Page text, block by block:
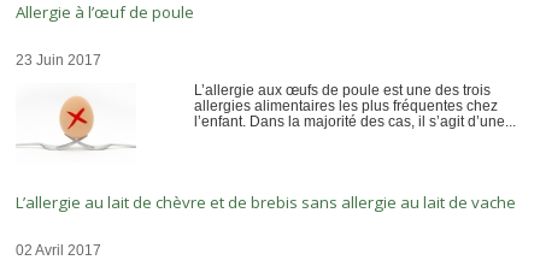
Allergie à l’œuf de poule
23 Juin 2017
L’allergie aux œufs de poule est une des trois
allergies alimentaires les plus fréquentes chez
l’enfant. Dans la majorité des cas, il s’agit d’une...
L’allergie au lait de chèvre et de brebis sans allergie au lait de vache
02 Avril 2017